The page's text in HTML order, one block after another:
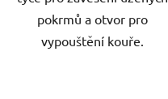
pokrmů a otvor pro
vypouštění kouře.